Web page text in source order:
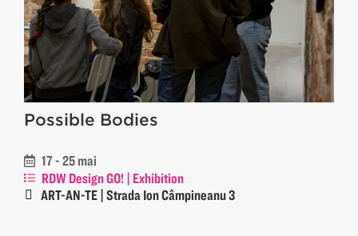
Possible Bodies
17 - 25 mai
RDW Design GO! | Exhibition
ART-AN-TE | Strada Ion Câmpineanu 3